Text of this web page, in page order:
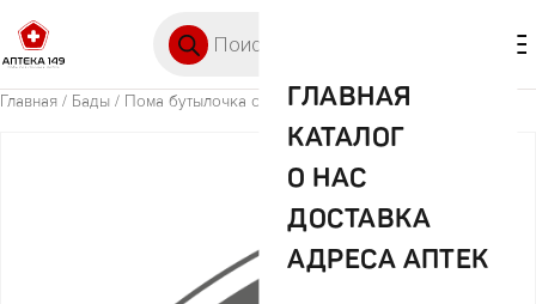
ГЛАВНАЯ
КАТАЛОГ
О НАС
ДОСТАВКА
АДРЕСА АПТЕК
Главная / Бады / Пома бутылочка силик. 250мл арт.10810